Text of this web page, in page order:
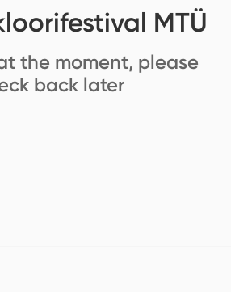
MTÜ
the moment, please
back later